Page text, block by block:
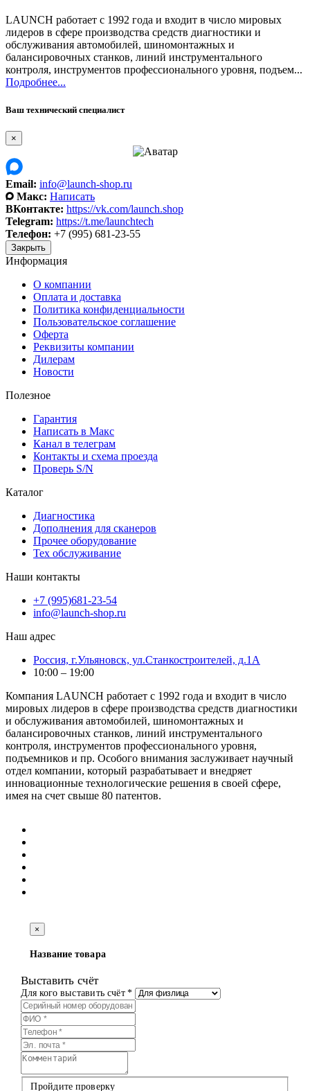
LAUNCH работает с 1992 года и входит в число мировых
лидеров в сфере производства средств диагностики и
обслуживания автомобилей, шиномонтажных и
балансировочных станков, линий инструментального
контроля, инструментов профессионального уровня, подъем...
Подробнее...
Ваш технический специалист
×
Email: info@launch-shop.ru
Макс: Написать
ВКонтакте: https://vk.com/launch.shop
Telegram: https://t.me/launchtech
Телефон: +7 (995) 681-23-55
Закрыть
Информация
О компании
Оплата и доставка
Политика конфиденциальности
Пользовательское соглашение
Оферта
Реквизиты компании
Дилерам
Новости
Полезное
Гарантия
Написать в Макс
Канал в телеграм
Контакты и схема проезда
Проверь S/N
Каталог
Диагностика
Дополнения для сканеров
Прочее оборудование
Тех обслуживание
Наши контакты
+7 (995)681-23-54
info@launch-shop.ru
Наш адрес
Россия, г.Ульяновск, ул.Станкостроителей, д.1А
10:00 – 19:00
Компания LAUNCH работает с 1992 года и входит в число
мировых лидеров в сфере производства средств диагностики
и обслуживания автомобилей, шиномонтажных и
балансировочных станков, линий инструментального
контроля, инструментов профессионального уровня,
подъемников и пр. Особого внимания заслуживает научный
отдел компании, который разрабатывает и внедряет
инновационные технологические решения в своей сфере,
имея на счет свыше 80 патентов.
×
Название товара
Выставить счёт
Для кого выставить счёт *
Пройдите проверку